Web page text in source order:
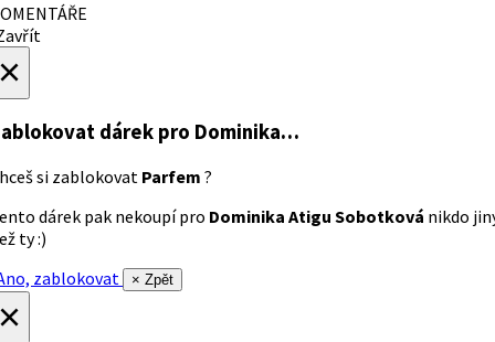
dárek pro Dominika…
si zablokovat Parfem ?
dárek pak nekoupí pro Dominika Atigu Sobotková nikdo
ty :)
zablokovat
× Zpět